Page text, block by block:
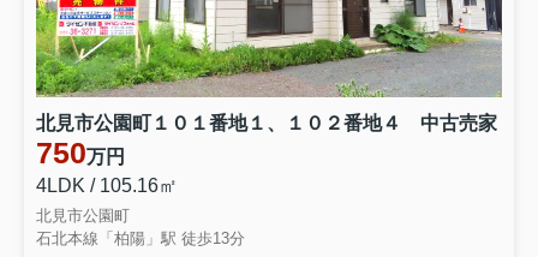
北見市公園町１０１番地１、１０２番地４ 中古売家
750万円
4LDK / 105.16㎡
北見市公園町
石北本線「柏陽」駅 徒歩13分